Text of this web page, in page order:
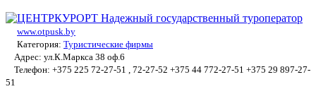
www.otpusk.by
Категория: Туристические фирмы
Адрес: ул.К.Маркса 38 оф.6
Телефон: +375 225 72-27-51 , 72-27-52 +375 44 772-27-51 +375 29 897-27-
51